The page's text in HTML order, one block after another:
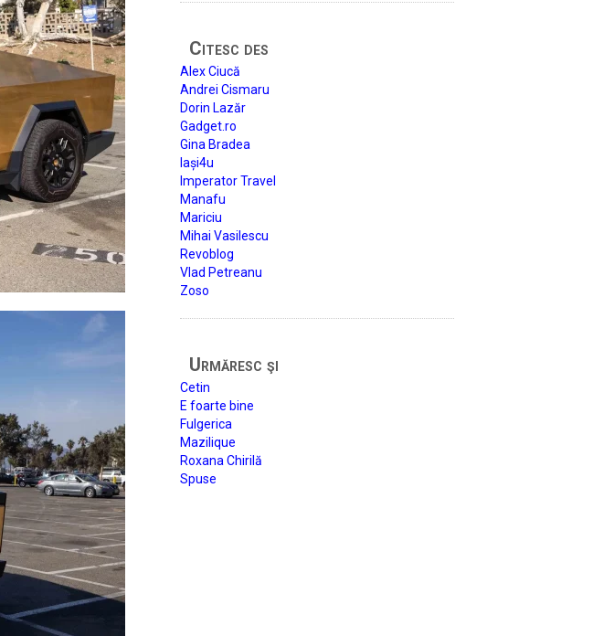
Citesc des
Alex Ciucă
Andrei Cismaru
Dorin Lazăr
Gadget.ro
Gina Bradea
Iași4u
Imperator Travel
Manafu
Mariciu
Mihai Vasilescu
Revoblog
Vlad Petreanu
Zoso
Urmăresc şi
Cetin
E foarte bine
Fulgerica
Mazilique
Roxana Chirilă
Spuse